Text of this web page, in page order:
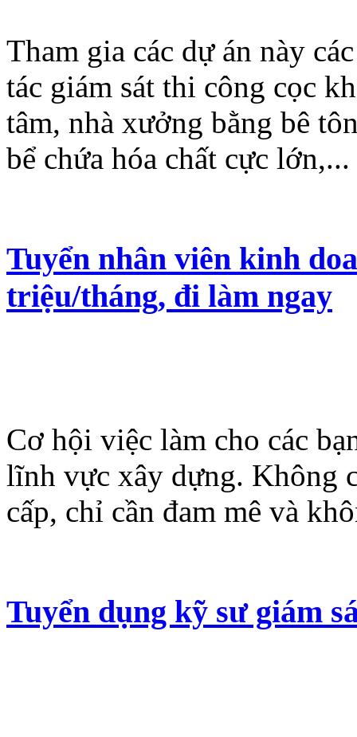
Tham gia các dự án này
tác giám sát thi công cọc
tâm, nhà xưởng bằng bê
bể chứa hóa chất cực
Tuyển nhân viên kinh
triệu/tháng, đi làm ngay
Cơ hội việc làm cho các
lĩnh vực xây dựng. Không
cấp, chỉ cần đam mê và
Tuyển dụng kỹ sư giám